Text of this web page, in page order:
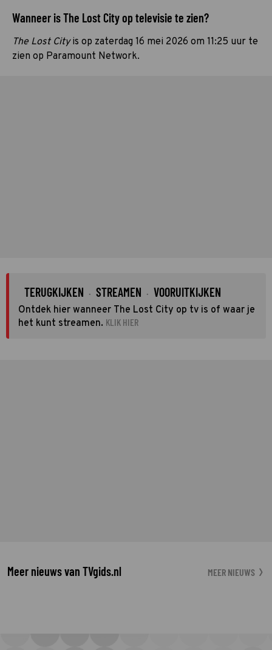
Wanneer is The Lost City op televisie te zien?
The Lost Cityis op zaterdag 16 mei 2026 om 11:25 uur te
zien op Paramount Network.
TERUGKIJKEN · STREAMEN · VOORUITKIJKEN
Ontdek hier wanneer The Lost City op tv is of waar je
het kunt streamen. KLIK HIER
Meer nieuws van TVgids.nl MEER NIEUWS